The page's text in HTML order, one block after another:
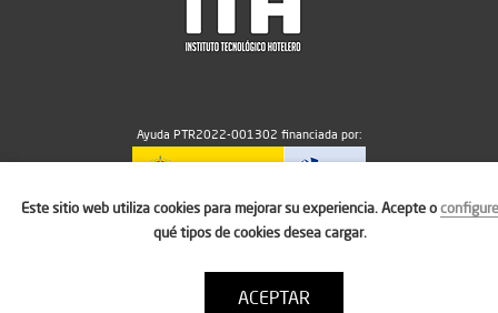
Ayuda PTR2022-001302 financiada por:
MICIU/AEI/10.13039/501100011033
Política de cookies Condiciones de uso
Este sitio web utiliza cookies para mejorar su experiencia. Acepte oconfigure
qué tipos de cookies desea cargar.
ACEPTAR